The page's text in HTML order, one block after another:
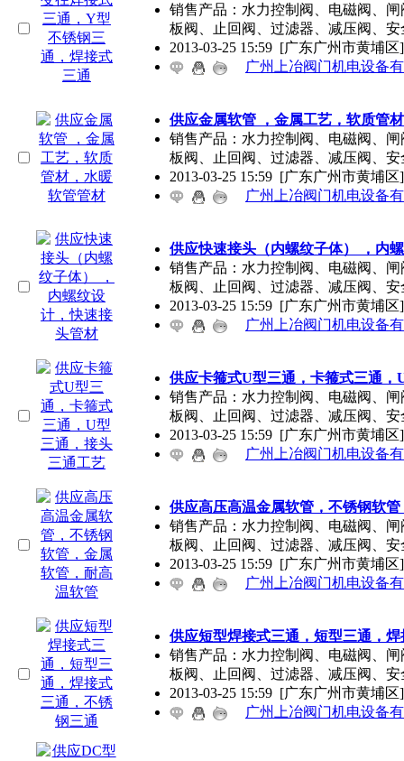
销售产品：水力控制阀、电磁阀、
板阀、止回阀、过滤器、减压阀、安
2013-03-25 15:59 [广东广州市黄埔区]
广州上冶阀门机电设备
供应金属软管 ，金属工艺，软质管
销售产品：水力控制阀、电磁阀、
板阀、止回阀、过滤器、减压阀、安
2013-03-25 15:59 [广东广州市黄埔区]
广州上冶阀门机电设备
供应快速接头（内螺纹子体） ，内
销售产品：水力控制阀、电磁阀、
板阀、止回阀、过滤器、减压阀、安
2013-03-25 15:59 [广东广州市黄埔区]
广州上冶阀门机电设备
供应卡箍式U型三通，卡箍式三通，
销售产品：水力控制阀、电磁阀、
板阀、止回阀、过滤器、减压阀、安
2013-03-25 15:59 [广东广州市黄埔区]
广州上冶阀门机电设备
供应高压高温金属软管，不锈钢软
销售产品：水力控制阀、电磁阀、
板阀、止回阀、过滤器、减压阀、安
2013-03-25 15:59 [广东广州市黄埔区]
广州上冶阀门机电设备
供应短型焊接式三通，短型三通，
销售产品：水力控制阀、电磁阀、
板阀、止回阀、过滤器、减压阀、安
2013-03-25 15:59 [广东广州市黄埔区]
广州上冶阀门机电设备